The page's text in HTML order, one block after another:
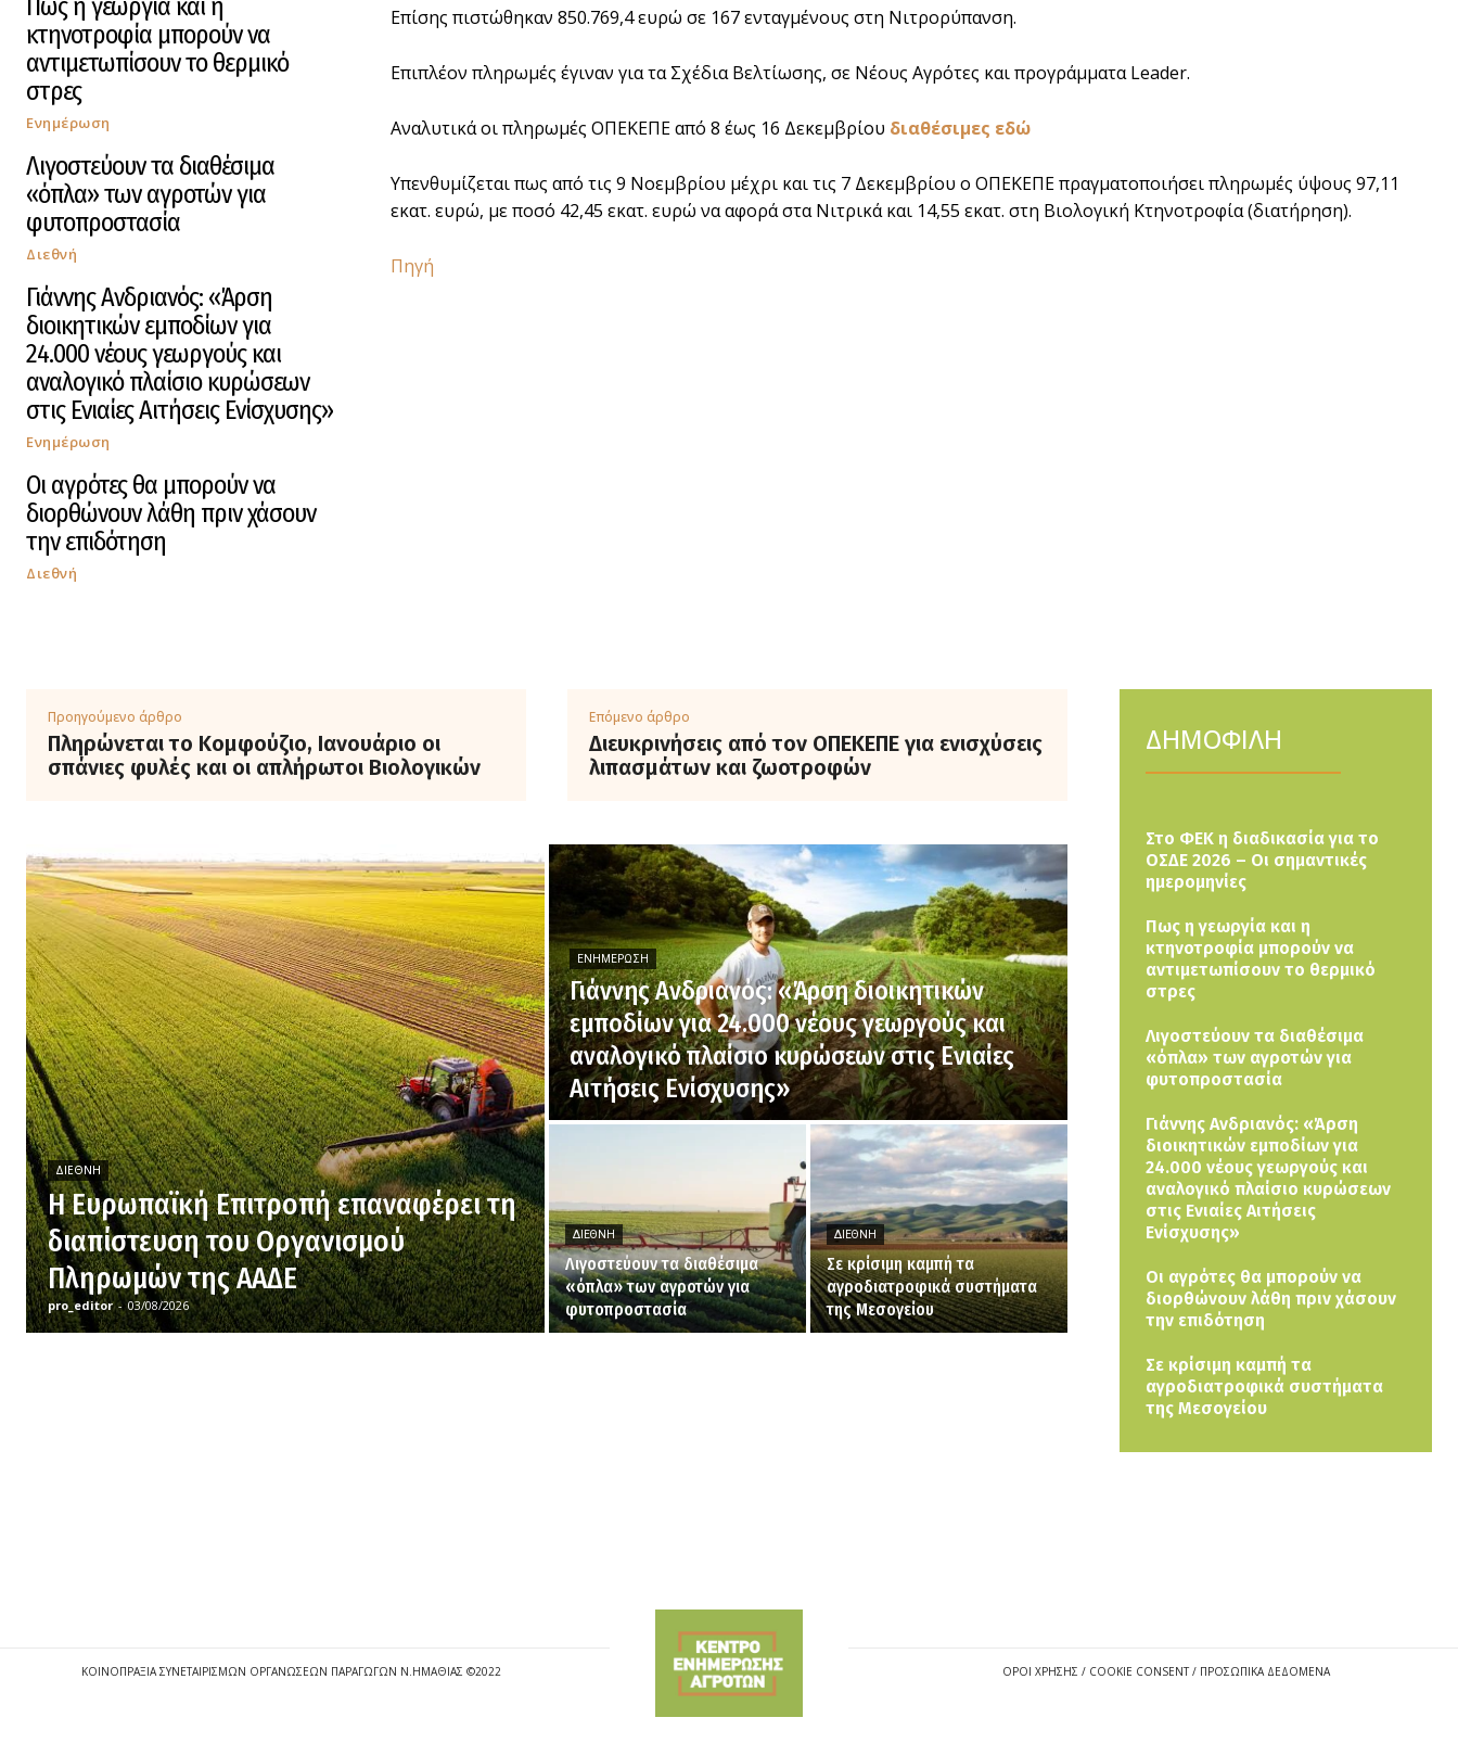
Πως η γεωργία και η
κτηνοτροφία μπορούν να
αντιμετωπίσουν το θερμικό
στρες
Ενημέρωση
Λιγοστεύουν τα διαθέσιμα
«όπλα» των αγροτών για
φυτοπροστασία
Διεθνή
Γιάννης Ανδριανός: «Άρση
διοικητικών εμποδίων για
24.000 νέους γεωργούς και
αναλογικό πλαίσιο κυρώσεων
στις Ενιαίες Αιτήσεις Ενίσχυσης»
Ενημέρωση
Οι αγρότες θα μπορούν να
διορθώνουν λάθη πριν χάσουν
την επιδότηση
Διεθνή
Επίσης πιστώθηκαν 850.769,4 ευρώ σε 167 ενταγμένους στη Νιτρορύπανση.
Επιπλέον πληρωμές έγιναν για τα Σχέδια Βελτίωσης, σε Νέους Αγρότες και προγράμματα Leader.
Αναλυτικά οι πληρωμές ΟΠΕΚΕΠΕ από 8 έως 16 Δεκεμβρίου διαθέσιμες εδώ
Υπενθυμίζεται πως από τις 9 Νοεμβρίου μέχρι και τις 7 Δεκεμβρίου ο ΟΠΕΚΕΠΕ πραγματοποιήσει πληρωμές ύψους 97,11
εκατ. ευρώ, με ποσό 42,45 εκατ. ευρώ να αφορά στα Νιτρικά και 14,55 εκατ. στη Βιολογική Κτηνοτροφία (διατήρηση).
Πηγή
Προηγούμενο άρθρο
Πληρώνεται το Κομφούζιο, Ιανουάριο οι
σπάνιες φυλές και οι απλήρωτοι Βιολογικών
Επόμενο άρθρο
Διευκρινήσεις από τον ΟΠΕΚΕΠΕ για ενισχύσεις
λιπασμάτων και ζωοτροφών
ΔΙΕΘΝΉ
H Ευρωπαϊκή Επιτροπή επαναφέρει τη
διαπίστευση του Οργανισμού
Πληρωμών της ΑΑΔΕ
pro_editor - 03/08/2026
ΕΝΗΜΈΡΩΣΗ
Γιάννης Ανδριανός: «Άρση διοικητικών
εμποδίων για 24.000 νέους γεωργούς και
αναλογικό πλαίσιο κυρώσεων στις Ενιαίες
Αιτήσεις Ενίσχυσης»
ΔΙΕΘΝΉ
Λιγοστεύουν τα διαθέσιμα
«όπλα» των αγροτών για
φυτοπροστασία
ΔΙΕΘΝΉ
Σε κρίσιμη καμπή τα
αγροδιατροφικά συστήματα
της Μεσογείου
ΔΗΜΟΦΙΛΗ
Στο ΦΕΚ η διαδικασία για το
ΟΣΔΕ 2026 – Οι σημαντικές
ημερομηνίες
Πως η γεωργία και η
κτηνοτροφία μπορούν να
αντιμετωπίσουν το θερμικό
στρες
Λιγοστεύουν τα διαθέσιμα
«όπλα» των αγροτών για
φυτοπροστασία
Γιάννης Ανδριανός: «Άρση
διοικητικών εμποδίων για
24.000 νέους γεωργούς και
αναλογικό πλαίσιο κυρώσεων
στις Ενιαίες Αιτήσεις
Ενίσχυσης»
Οι αγρότες θα μπορούν να
διορθώνουν λάθη πριν χάσουν
την επιδότηση
Σε κρίσιμη καμπή τα
αγροδιατροφικά συστήματα
της Μεσογείου
ΚΟΙΝΟΠΡΑΞΙΑ ΣΥΝΕΤΑΙΡΙΣΜΩΝ ΟΡΓΑΝΩΣΕΩΝ ΠΑΡΑΓΩΓΩΝ Ν.ΗΜΑΘΙΑΣ ©2022 ΟΡΟΙ ΧΡΗΣΗΣ / COOKIE CONSENT / ΠΡΟΣΩΠΙΚΑ ΔΕΔΟΜΕΝΑ